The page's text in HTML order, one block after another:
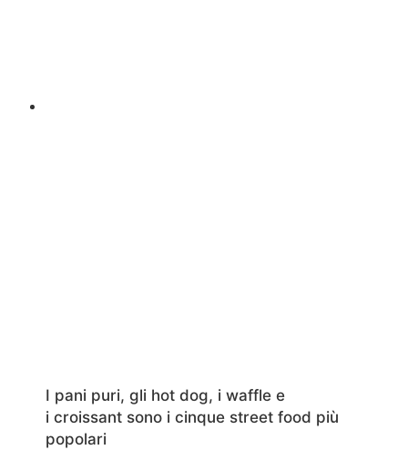
I pani puri, gli hot dog, i waffle e
i croissant sono i cinque street food più
popolari